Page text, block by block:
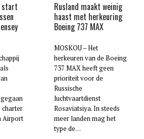
start
charter
Airport
Rusland maakt weinig
haast met herkeuring
Boeing 737 MAX
MOSKOU – Het
herkeuren van de Boeing
737 MAX heeft geen
prioriteit voor de
Russische
luchtvaartdienst
Rosaviatsiya. In steeds
meer landen mag het
type de…